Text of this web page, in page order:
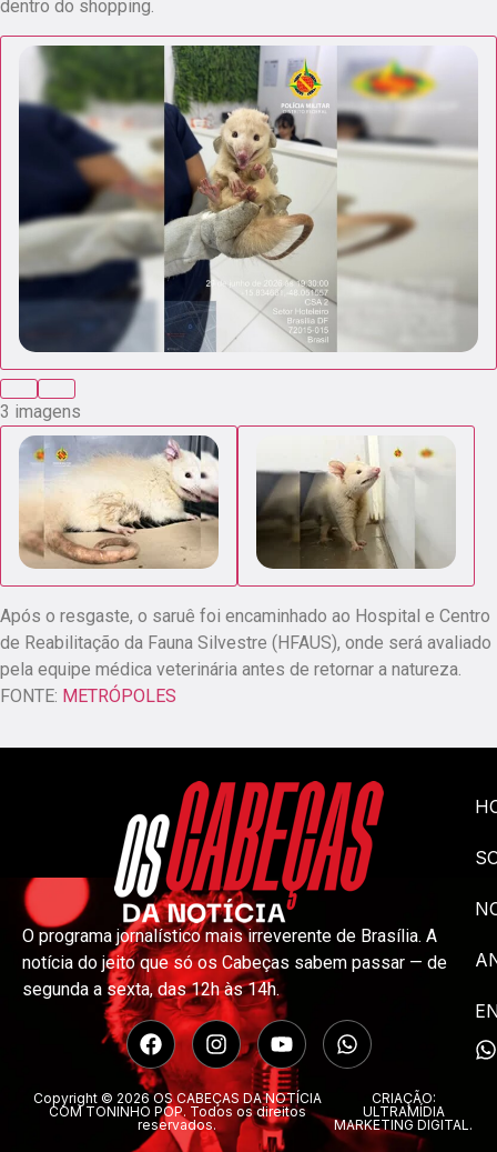
dentro do shopping.
3 imagens
Após o resgaste, o saruê foi encaminhado ao Hospital e Centro
de Reabilitação da Fauna Silvestre (HFAUS), onde será avaliado
pela equipe médica veterinária antes de retornar a natureza.
FONTE: METRÓPOLES
O programa jornalístico mais irreverente de Brasília. A
notícia do jeito que só os Cabeças sabem passar — de
segunda a sexta, das 12h às 14h.
Copyright © 2026 OS CABEÇAS DA NOTÍCIA
COM TONINHO POP. Todos os direitos
reservados.
CRIAÇÃO:
ULTRAMÍDIA
MARKETING DIGITAL.